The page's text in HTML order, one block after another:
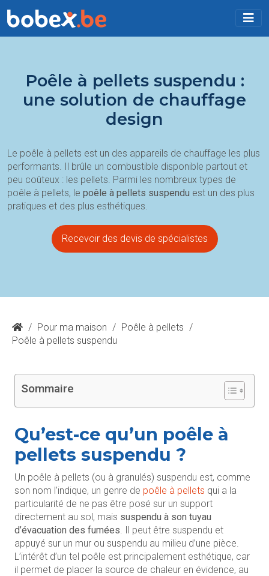
Poêle à pellets suspendu :
une solution de chauffage
design
Le poêle à pellets est un des appareils de chauffage les plus
performants. Il brûle un combustible disponible partout et
peu coûteux : les pellets. Parmi les nombreux types de
poêle à pellets, le poêle à pellets suspendu est un des plus
pratiques et des plus esthétiques.
Recevoir des devis de spécialistes
/ Pour ma maison / Poêle à pellets /
Poêle à pellets suspendu
Sommaire
Qu’est-ce qu’un poêle à
pellets suspendu ?
Un poêle à pellets (ou à granulés) suspendu est, comme
son nom l’indique, un genre de poêle à pellets qui a la
particularité de ne pas être posé sur un support
directement au sol, mais suspendu à son tuyau
d’évacuation des fumées . Il peut être suspendu et
appuyé sur un mur ou suspendu au milieu d’une pièce.
L’intérêt d’un tel poêle est principalement esthétique, car
il permet de placer la source de chaleur en évidence, au